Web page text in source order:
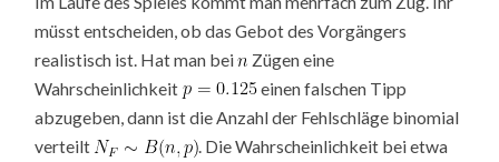
müsst entscheiden, ob das Gebot des Vorgängers
realistisch ist. Hat man bei
Zügen eine
Wahrscheinlichkeit
einen falschen Tipp
abzugeben, dann ist die Anzahl der Fehlschläge binomial
verteilt
. Die Wahrscheinlichkeit bei etwa